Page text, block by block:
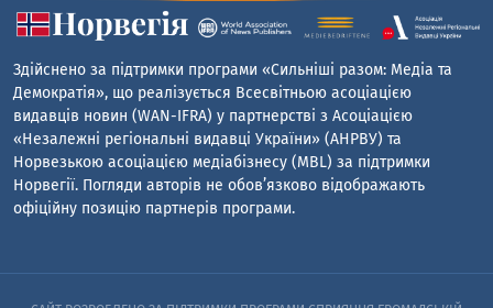
Здійснено за підтримки програми «Сильніші разом: Медіа та
Демократія», що реалізується Всесвітньою асоціацією
видавців новин (WAN-IFRA) у партнерстві з Асоціацією
«Незалежні регіональні видавці України» (АНРВУ) та
Норвезькою асоціацією медіабізнесу (MBL) за підтримки
Норвегії. Погляди авторів не обов’язково відображають
офіційну позицію партнерів програми.